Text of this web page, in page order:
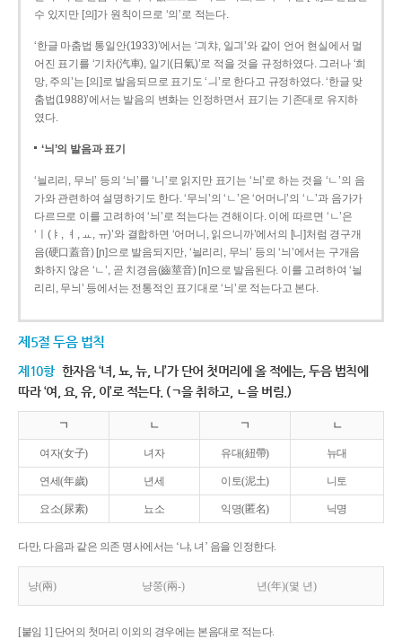
수 있지만 [의]가 원칙이므로 ‘의’로 적는다.
‘한글 마춤법 통일안(1933)’에서는 ‘긔챠, 일긔’와 같이 언어 현실에서 멀
어진 표기를 ‘기차(汽車), 일기(日氣)’로 적을 것을 규정하였다. 그러나 ‘희
망, 주의’는 [의]로 발음되므로 표기도 ‘ㅢ’로 한다고 규정하였다. ‘한글 맞
춤법(1988)’에서는 발음의 변화는 인정하면서 표기는 기존대로 유지하
였다.
‘늬’의 발음과 표기
‘늴리리, 무늬’ 등의 ‘늬’를 ‘니’로 읽지만 표기는 ‘늬’로 하는 것을 ‘ㄴ’의 음
가와 관련하여 설명하기도 한다. ‘무늬’의 ‘ㄴ’은 ‘어머니’의 ‘ㄴ’과 음가가
다르므로 이를 고려하여 ‘늬’로 적는다는 견해이다. 이에 따르면 ‘ㄴ’은
‘ㅣ(ㅑ, ㅕ, ㅛ, ㅠ)’와 결합하면 ‘어머니, 읽으니까’에서의 [니]처럼 경구개
음(硬口蓋音) [ɲ]으로 발음되지만, ‘늴리리, 무늬’ 등의 ‘늬’에서는 구개음
화하지 않은 ‘ㄴ’, 곧 치경음(齒莖音) [n]으로 발음된다. 이를 고려하여 ‘늴
리리, 무늬’ 등에서는 전통적인 표기대로 ‘늬’로 적는다고 본다.
제5절 두음 법칙
제10항 한자음 ‘녀, 뇨, 뉴, 니’가 단어 첫머리에 올 적에는, 두음 법칙에
따라 ‘여, 요, 유, 이’로 적는다. (ㄱ을 취하고, ㄴ을 버림.)
ㄱ ㄴ ㄱ ㄴ
여자(女子) 녀자 유대(紐帶) 뉴대
연세(年歲) 년세 이토(泥土) 니토
요소(尿素) 뇨소 익명(匿名) 닉명
다만, 다음과 같은 의존 명사에서는 ‘냐, 녀’ 음을 인정한다.
냥(兩) 냥쭝(兩-) 년(年)(몇 년)
[붙임 1] 단어의 첫머리 이외의 경우에는 본음대로 적는다.